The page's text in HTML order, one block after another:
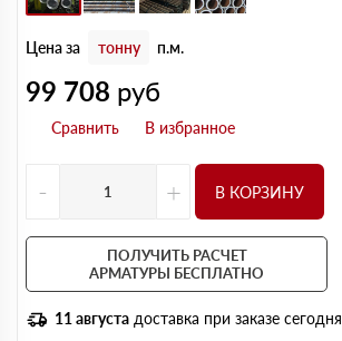
Цена за тонну п.м.
99 708 руб
- + В КОРЗИНУ
ПОЛУЧИТЬ РАСЧЕТ
АРМАТУРЫ БЕСПЛАТНО
11 августа доставка при заказе сегодня